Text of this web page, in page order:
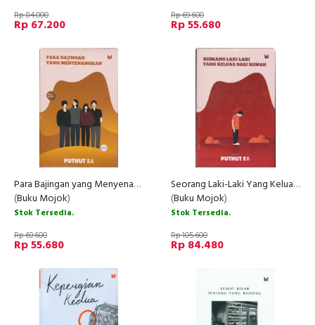
Rp 84.000
Rp 67.200
Rp 69.600
Rp 55.680
Para Bajingan yang Menyenangkan (New Cover)
(Buku Mojok)
Stok Tersedia.
Rp 69.600
Rp 55.680
Seorang Laki-Laki Yang Keluar Dari Rumah (New Cover)
(Buku Mojok)
Stok Tersedia.
Rp 105.600
Rp 84.480